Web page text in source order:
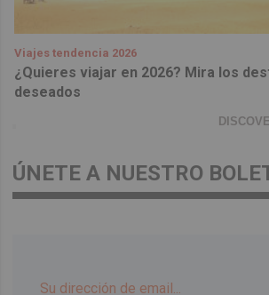
Viajes tendencia 2026
¿Quieres viajar en 2026? Mira los
deseados
ÚNETE A NUESTRO